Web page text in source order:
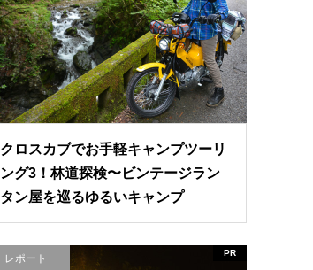
クロスカブでお手軽キャンプツーリ
ング3！林道探検〜ビンテージラン
タン屋を巡るゆるいキャンプ
レポート PR